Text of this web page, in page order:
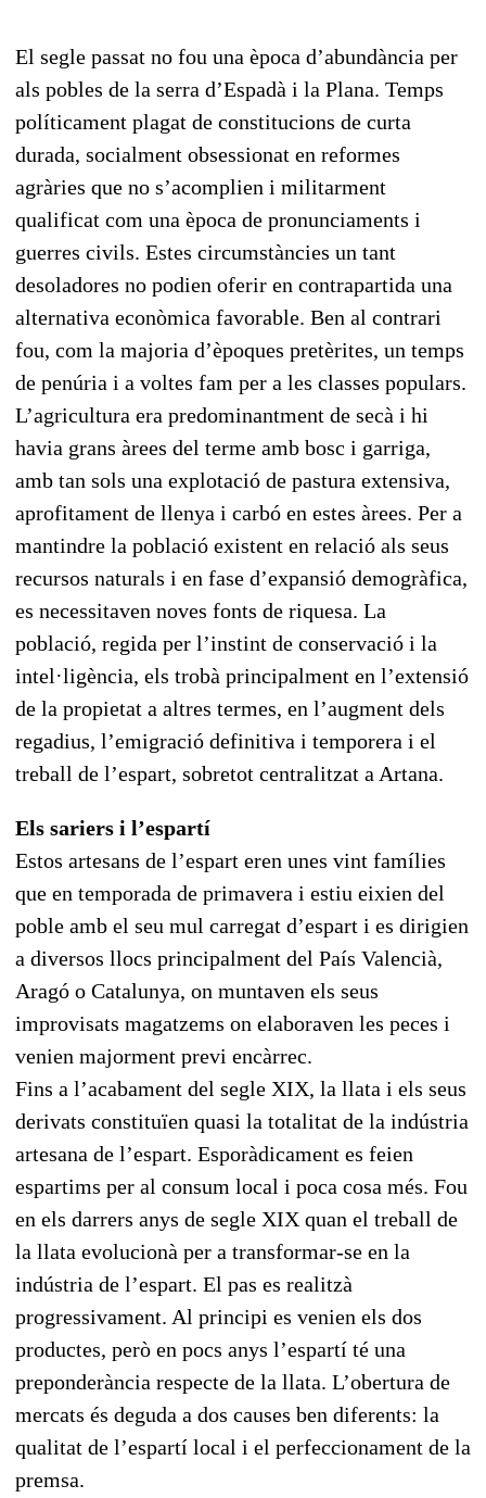
El segle passat no fou una època d’abundància per
als pobles de la serra d’Espadà i la Plana. Temps
políticament plagat de constitucions de curta
durada, socialment obsessionat en reformes
agràries que no s’acomplien i militarment
qualificat com una època de pronunciaments i
guerres civils. Estes circumstàncies un tant
desoladores no podien oferir en contrapartida una
alternativa econòmica favorable. Ben al contrari
fou, com la majoria d’èpoques pretèrites, un temps
de penúria i a voltes fam per a les classes populars.
L’agricultura era predominantment de secà i hi
havia grans àrees del terme amb bosc i garriga,
amb tan sols una explotació de pastura extensiva,
aprofitament de llenya i carbó en estes àrees. Per a
mantindre la població existent en relació als seus
recursos naturals i en fase d’expansió demogràfica,
es necessitaven noves fonts de riquesa. La
població, regida per l’instint de conservació i la
intel·ligència, els trobà principalment en l’extensió
de la propietat a altres termes, en l’augment dels
regadius, l’emigració definitiva i temporera i el
treball de l’espart, sobretot centralitzat a Artana.
Els sariers i l’espartí
Estos artesans de l’espart eren unes vint famílies
que en temporada de primavera i estiu eixien del
poble amb el seu mul carregat d’espart i es dirigien
a diversos llocs principalment del País Valencià,
Aragó o Catalunya, on muntaven els seus
improvisats magatzems on elaboraven les peces i
venien majorment previ encàrrec.
Fins a l’acabament del segle XIX, la llata i els seus
derivats constituïen quasi la totalitat de la indústria
artesana de l’espart. Esporàdicament es feien
espartims per al consum local i poca cosa més. Fou
en els darrers anys de segle XIX quan el treball de
la llata evolucionà per a transformar-se en la
indústria de l’espart. El pas es realitzà
progressivament. Al principi es venien els dos
productes, però en pocs anys l’espartí té una
preponderància respecte de la llata. L’obertura de
mercats és deguda a dos causes ben diferents: la
qualitat de l’espartí local i el perfeccionament de la
premsa.